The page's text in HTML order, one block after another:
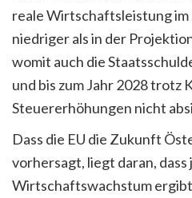
reale Wirtschaftsleistung im
niedriger als in der
womit auch die
und bis zum Jahr 2028 trotz
Steuererhöhungen nicht
Dass die EU die Zukunft
vorhersagt, liegt daran,
Wirtschaftswachstum